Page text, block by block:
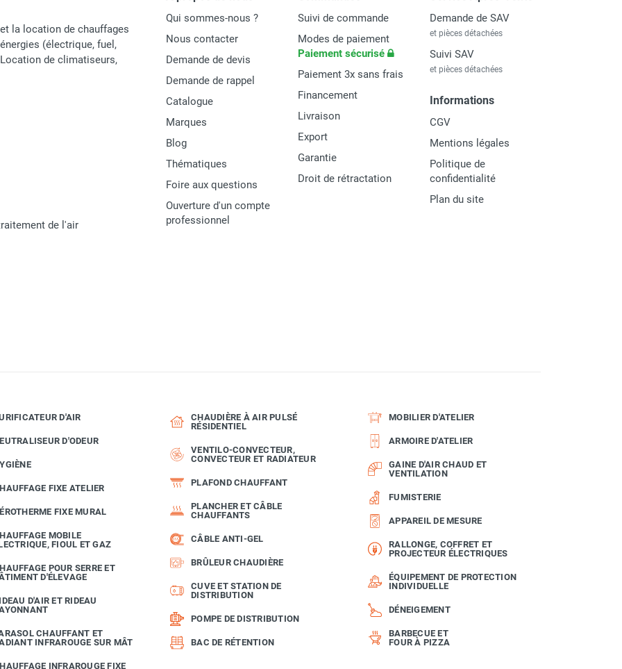
la location de chauffages
(électrique, fuel,
de climatiseurs,
de l'air
Qui sommes-nous ?
Nous contacter
Demande de devis
Demande de rappel
Catalogue
Marques
Blog
Thématiques
Foire aux questions
Ouverture d'un compte
professionnel
Suivi de commande
Modes de paiement
Paiement sécurisé
Paiement 3x sans frais
Financement
Livraison
Export
Garantie
Droit de rétractation
Demande de SAV
et pièces détachées
Suivi SAV
et pièces détachées
Informations
CGV
Mentions légales
Politique de
confidentialité
Plan du site
D'AIR
D'ODEUR
FIXE ATELIER
FIXE MURAL
MOBILE
FIOUL ET GAZ
POUR SERRE ET
D'ÉLEVAGE
D'AIR ET RIDEAU
CHAUFFANT ET
INFRAROUGE SUR MÂT
INFRAROUGE FIXE
CHAUDIÈRE À AIR PULSÉ
RÉSIDENTIEL
VENTILO-CONVECTEUR,
CONVECTEUR ET RADIATEUR
PLAFOND CHAUFFANT
PLANCHER ET CÂBLE
CHAUFFANTS
CÂBLE ANTI-GEL
BRÛLEUR CHAUDIÈRE
CUVE ET STATION DE
DISTRIBUTION
POMPE DE DISTRIBUTION
BAC DE RÉTENTION
MOBILIER D'ATELIER
ARMOIRE D'ATELIER
GAINE D'AIR CHAUD ET
VENTILATION
FUMISTERIE
APPAREIL DE MESURE
RALLONGE, COFFRET ET
PROJECTEUR ÉLECTRIQUES
ÉQUIPEMENT DE PROTECTION
INDIVIDUELLE
DÉNEIGEMENT
BARBECUE ET
FOUR À PIZZA